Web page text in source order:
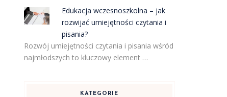
Edukacja wczesnoszkolna – jak
rozwijać umiejętności czytania i
pisania?
Rozwój umiejętności czytania i pisania wśród
najmłodszych to kluczowy element …
KATEGORIE